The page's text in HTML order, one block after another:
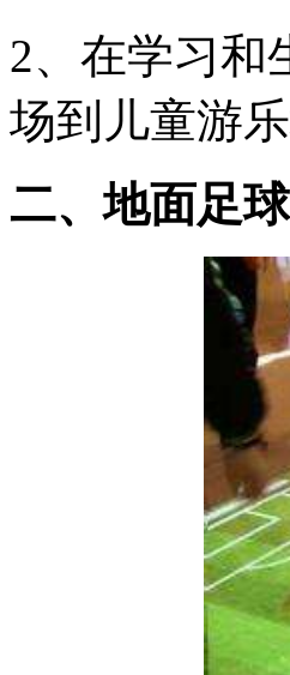
2、在学习和
场到儿童游
二、地面足球